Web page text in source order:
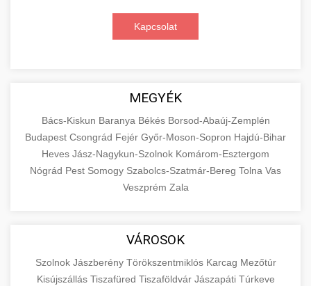
Kapcsolat
MEGYÉK
Bács-Kiskun Baranya Békés Borsod-Abaúj-Zemplén
Budapest Csongrád Fejér Győr-Moson-Sopron Hajdú-Bihar
Heves Jász-Nagykun-Szolnok Komárom-Esztergom
Nógrád Pest Somogy Szabolcs-Szatmár-Bereg Tolna Vas
Veszprém Zala
VÁROSOK
Szolnok Jászberény Törökszentmiklós Karcag Mezőtúr
Kisújszállás Tiszafüred Tiszaföldvár Jászapáti Túrkeve